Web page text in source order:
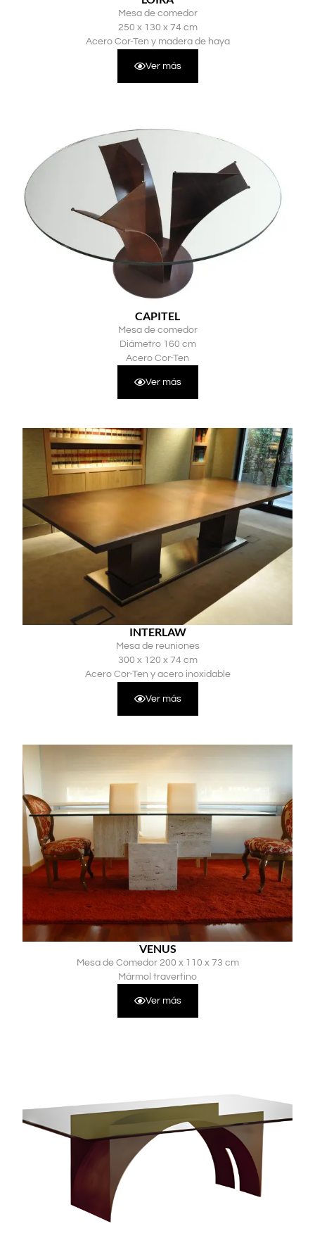
Mesa de comedor
250 x 130 x 74 cm
Acero Cor-Ten y madera de haya
Ver más
CAPITEL
Mesa de comedor
Diámetro 160 cm
Acero Cor-Ten
Ver más
INTERLAW
Mesa de reuniones
300 x 120 x 74 cm
Acero Cor-Ten y acero inoxidable
Ver más
VENUS
Mesa de Comedor 200 x 110 x 73 cm
Mármol travertino
Ver más